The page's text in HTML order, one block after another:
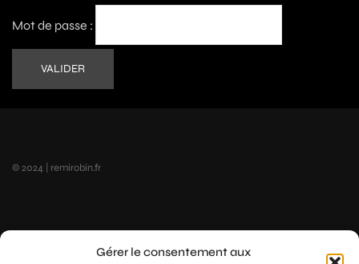
Gérer le consentement aux
Mot de passe :
© 2024 | remirobin.fr